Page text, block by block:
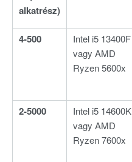
alkatrész)
4-500
Intel i5 13400F
vagy AMD
Ryzen 5600x
2-5000
Intel i5 14600K
vagy AMD
Ryzen 7600x